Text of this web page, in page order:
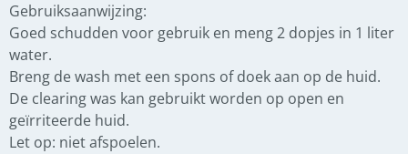
Gebruiksaanwijzing:
Goed schudden voor gebruik en meng 2 dopjes in 1 liter
water.
Breng de wash met een spons of doek aan op de huid.
De clearing was kan gebruikt worden op open en
geïrriteerde huid.
Let op: niet afspoelen.